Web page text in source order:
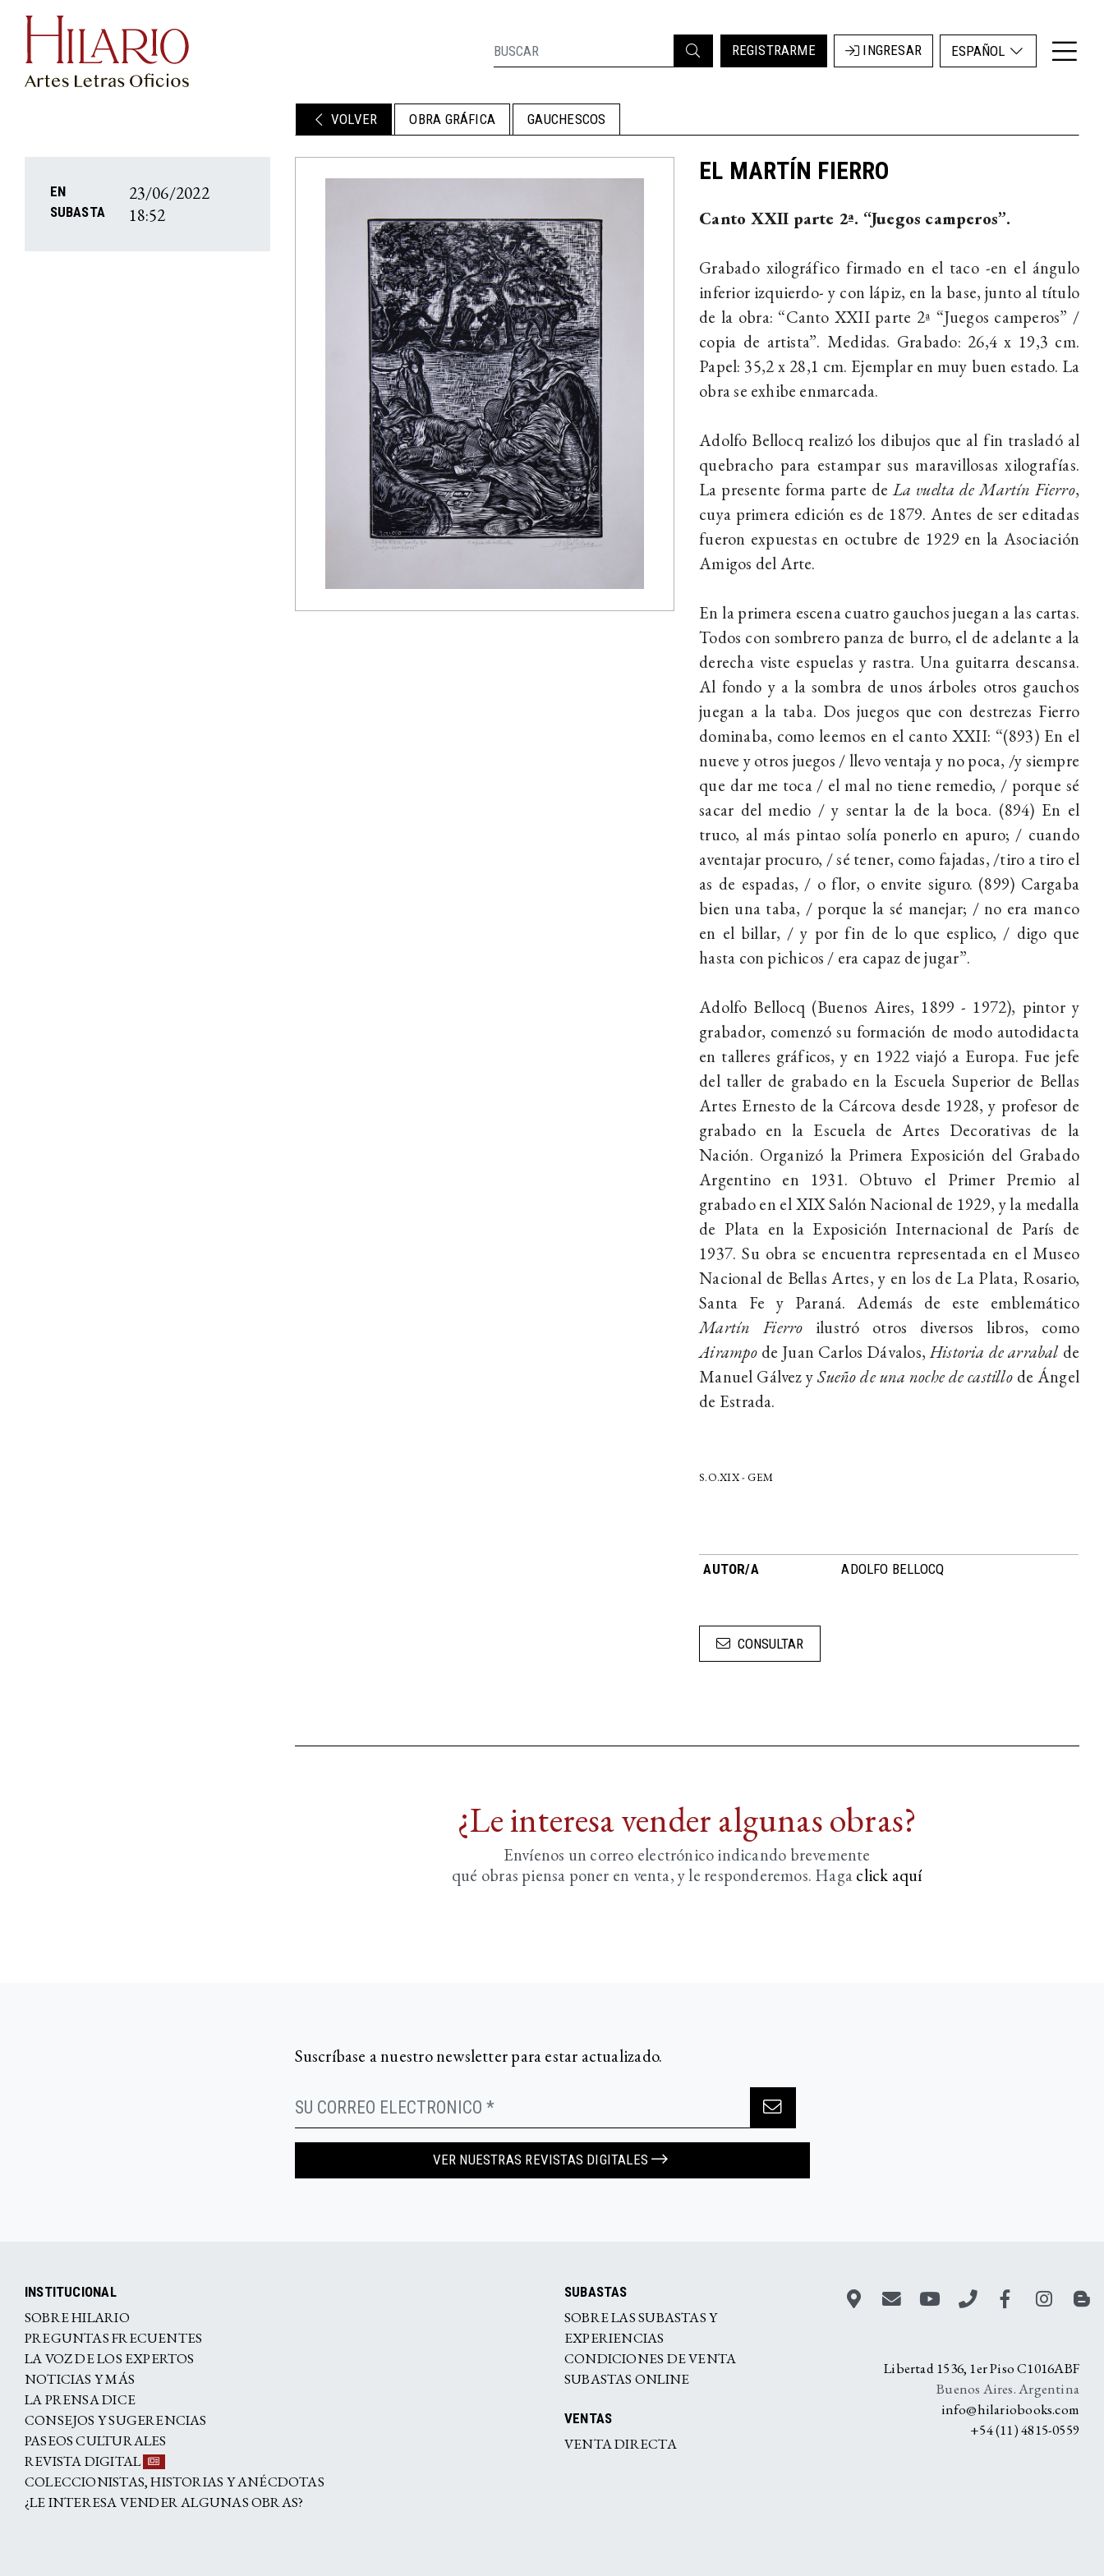
REGISTRARME INGRESAR ESPAÑOL
VOLVER OBRA GRÁFICA GAUCHESCOS
EL MARTÍN FIERRO
Canto XXII parte 2ª. “Juegos camperos”.
Grabado xilográfico firmado en el taco -en el ángulo
inferior izquierdo- y con lápiz, en la base, junto al título
de la obra: “Canto XXII parte 2ª “Juegos camperos” /
copia de artista”. Medidas. Grabado: 26,4 x 19,3 cm.
Papel: 35,2 x 28,1 cm. Ejemplar en muy buen estado. La
obra se exhibe enmarcada.
Adolfo Bellocq realizó los dibujos que al fin trasladó al
quebracho para estampar sus maravillosas xilografías.
La presente forma parte deLa vuelta de Martín Fierro,
cuya primera edición es de 1879. Antes de ser editadas
fueron expuestas en octubre de 1929 en la Asociación
Amigos del Arte.
En la primera escena cuatro gauchos juegan a las cartas.
Todos con sombrero panza de burro, el de adelante a la
derecha viste espuelas y rastra. Una guitarra descansa.
Al fondo y a la sombra de unos árboles otros gauchos
juegan a la taba. Dos juegos que con destrezas Fierro
dominaba, como leemos en el canto XXII: “(893) En el
nueve y otros juegos / llevo ventaja y no poca, /y siempre
que dar me toca / el mal no tiene remedio, / porque sé
sacar del medio / y sentar la de la boca. (894) En el
truco, al más pintao solía ponerlo en apuro; / cuando
aventajar procuro, / sé tener, como fajadas, /tiro a tiro el
as de espadas, / o flor, o envite siguro. (899) Cargaba
bien una taba, / porque la sé manejar; / no era manco
en el billar, / y por fin de lo que esplico, / digo que
hasta con pichicos / era capaz de jugar”.
Adolfo Bellocq (Buenos Aires, 1899 - 1972), pintor y
grabador, comenzó su formación de modo autodidacta
en talleres gráficos, y en 1922 viajó a Europa. Fue jefe
del taller de grabado en la Escuela Superior de Bellas
Artes Ernesto de la Cárcova desde 1928, y profesor de
grabado en la Escuela de Artes Decorativas de la
Nación. Organizó la Primera Exposición del Grabado
Argentino en 1931. Obtuvo el Primer Premio al
grabado en el XIX Salón Nacional de 1929, y la medalla
de Plata en la Exposición Internacional de París de
1937. Su obra se encuentra representada en el Museo
Nacional de Bellas Artes, y en los de La Plata, Rosario,
Santa Fe y Paraná. Además de este emblemático
Martín Fierro ilustró otros diversos libros, como
Airampode Juan Carlos Dávalos,Historia de arrabalde
Manuel Gálvez ySueño de una noche de castillode Ángel
de Estrada.
S.O.XIX - GEM
AUTOR/A ADOLFO BELLOCQ
CONSULTAR
EN
SUBASTA
23/06/2022
18:52
¿Le interesa vender algunas obras?
Envíenos un correo electrónico indicando brevemente
qué obras piensa poner en venta, y le responderemos. Hagaclick aquí­
Suscríbase a nuestro newsletter para estar actualizado.
VER NUESTRAS REVISTAS DIGITALES
INSTITUCIONAL
SOBRE HILARIO
PREGUNTAS FRECUENTES
LA VOZ DE LOS EXPERTOS
NOTICIAS Y MÁS
LA PRENSA DICE
CONSEJOS Y SUGERENCIAS
PASEOS CULTURALES
REVISTA DIGITAL
COLECCIONISTAS, HISTORIAS Y ANÉCDOTAS
¿LE INTERESA VENDER ALGUNAS OBRAS?
SUBASTAS
SOBRE LAS SUBASTAS Y
EXPERIENCIAS
CONDICIONES DE VENTA
SUBASTAS ONLINE
VENTAS
VENTA DIRECTA
Libertad 1536, 1er Piso C1016ABF
Buenos Aires. Argentina
info@hilariobooks.com
+54 (11) 4815-0559